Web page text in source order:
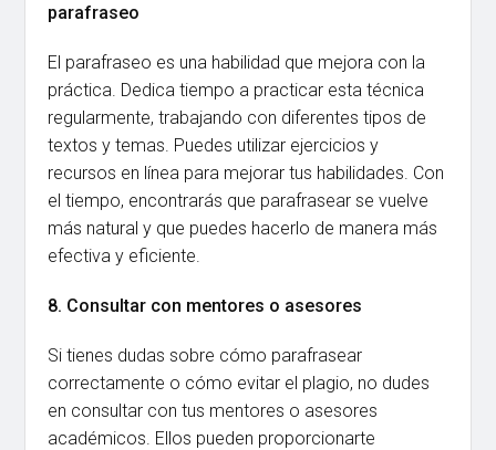
parafraseo
El parafraseo es una habilidad que mejora con la
práctica. Dedica tiempo a practicar esta técnica
regularmente, trabajando con diferentes tipos de
textos y temas. Puedes utilizar ejercicios y
recursos en línea para mejorar tus habilidades. Con
el tiempo, encontrarás que parafrasear se vuelve
más natural y que puedes hacerlo de manera más
efectiva y eficiente.
8. Consultar con mentores o asesores
Si tienes dudas sobre cómo parafrasear
correctamente o cómo evitar el plagio, no dudes
en consultar con tus mentores o asesores
académicos. Ellos pueden proporcionarte